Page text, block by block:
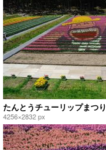
たんとうチューリップまつり
4256×2832 px